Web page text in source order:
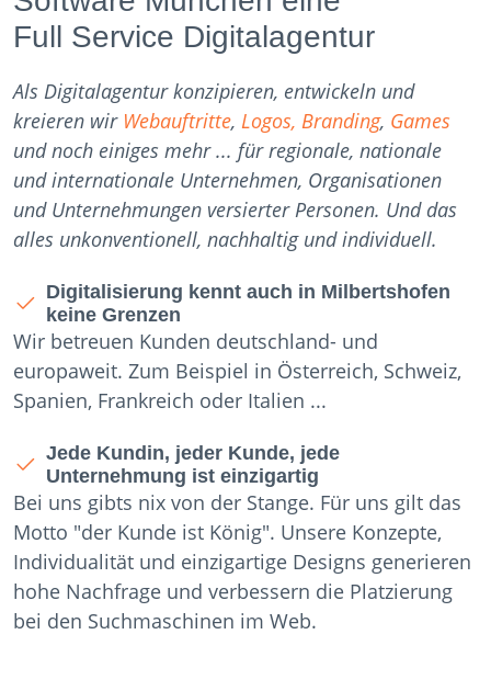
Full Service Digitalagentur
Als Digitalagentur konzipieren, entwickeln und
kreieren wir Webauftritte, Logos, Branding, Games
und noch einiges mehr ... für regionale, nationale
und internationale Unternehmen, Organisationen
und Unternehmungen versierter Personen. Und das
alles unkonventionell, nachhaltig und individuell.
Digitalisierung kennt auch in Milbertshofen
keine Grenzen
Wir betreuen Kunden deutschland- und
europaweit. Zum Beispiel in Österreich, Schweiz,
Spanien, Frankreich oder Italien ...
Jede Kundin, jeder Kunde, jede
Unternehmung ist einzigartig
Bei uns gibts nix von der Stange. Für uns gilt das
Motto "der Kunde ist König". Unsere Konzepte,
Individualität und einzigartige Designs generieren
hohe Nachfrage und verbessern die Platzierung
bei den Suchmaschinen im Web.